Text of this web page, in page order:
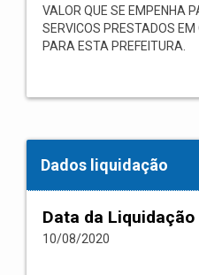
VALOR QUE SE EMPENHA
SERVICOS PRESTADOS EM
PARA ESTA PREFEITURA.
Dados liquidação
Data da Liquidação
10/08/2020